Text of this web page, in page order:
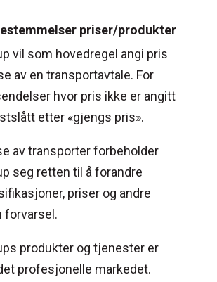
priser/produkter
vil som hovedregel angi pris
av en transportavtale. For
hvor pris ikke er angitt
etter «gjengs pris».
av transporter forbeholder
seg retten til å forandre
priser og andre
forvarsel.
produkter og tjenester er
profesjonelle markedet.